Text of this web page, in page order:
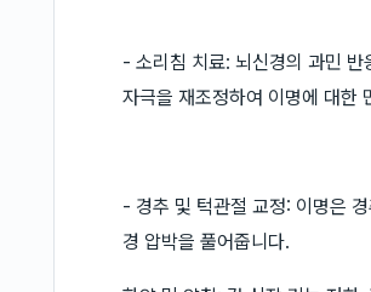
- 소리침 치료: 뇌신경의 과민
자극을 재조정하여 이명에 대한
- 경추 및 턱관절 교정: 이명은
경 압박을 풀어줍니다.